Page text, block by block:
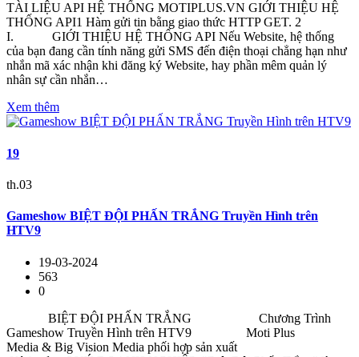
TÀI LIỆU API HỆ THỐNG MOTIPLUS.VN GIỚI THIỆU HỆ
THỐNG API1 Hàm gửi tin bằng giao thức HTTP GET. 2
I. GIỚI THIỆU HỆ THỐNG API Nếu Website, hệ thống
của bạn đang cần tính năng gửi SMS đến điện thoại chẳng hạn như
nhắn mã xác nhận khi đăng ký Website, hay phần mêm quản lý
nhân sự cần nhắn…
Xem thêm
19
th.03
Gameshow BIỆT ĐỘI PHẤN TRẮNG Truyền Hình trên
HTV9
19-03-2024
563
0
BIỆT ĐỘI PHẤN TRẮNG Chương Trình
Gameshow Truyền Hình trên HTV9 Moti Plus
Media & Big Vision Media phối hợp sản xuất